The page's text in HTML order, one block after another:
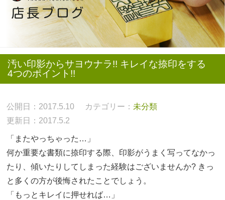
汚い印影からサヨウナラ!! キレイな捺印をする
4つのポイント!!
公開日：2017.5.10 カテゴリー： 未分類
更新日：2017.5.2
「またやっちゃった…」
何か重要な書類に捺印する際、印影がうまく写ってなかっ
たり、傾いたりしてしまった経験はございませんか? きっ
と多くの方が後悔されたことでしょう。
「もっとキレイに押せれば…」